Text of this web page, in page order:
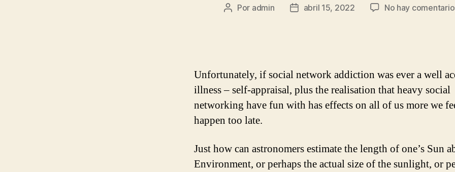
Autor
Por admin
Fechaabril 15, 2022 No hay
Unfortunately, if social network addiction was ever a well
illness – self-appraisal, plus the realisation that heavy social
networking have fun with has effects on all of us more we
happen too late.
Just how can astronomers estimate the length of one’s Sun
Environment, or perhaps the actual size of the sunlight, or